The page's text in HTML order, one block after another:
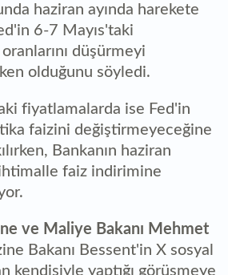
haziran ayında harekete
6-7 Mayıs'taki
düşürmeyi
olduğunu söyledi.
fiyatlamalarda ise Fed'in
faizini değiştirmeyeceğine
Bankanın haziran
faiz indirimine
ve Maliye Bakanı Mehmet
Bakanı Bessent'in X sosyal
kendisiyle yaptığı görüşmeye